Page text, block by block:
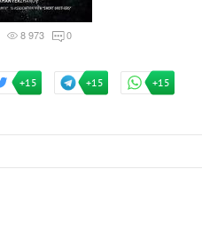
8 973 0
+15 +15 +15